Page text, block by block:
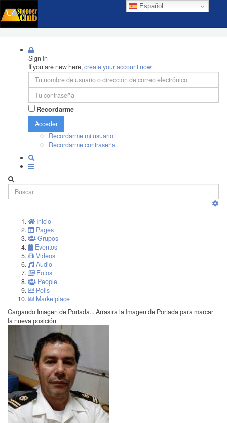
Español
Sign In
If you are new here,create your account now
Recordarme
Acceder
Recordarme mi usuario
Recordarme contraseña
Inicio
Pages
Grupos
Eventos
Videos
Audio
Fotos
People
Polls
Marketplace
Cargando Imagen de Portada... Arrastra la Imagen de Portada para marcar
la nueva posición